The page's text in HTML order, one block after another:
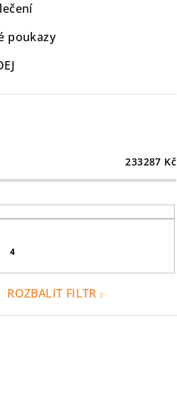
poukazy
233287 Kč
4
ROZBALIT FILTR